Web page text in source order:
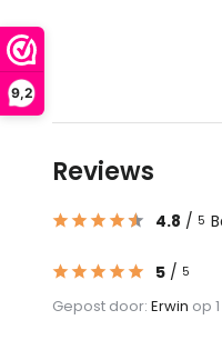
9,2
Reviews
4.8 / 5
5 / 5
Gepost door: Erwin op